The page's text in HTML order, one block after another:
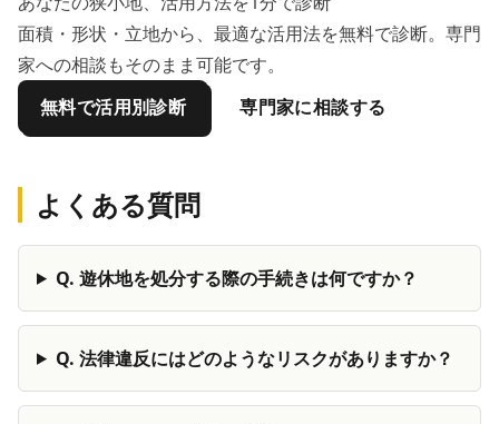
面積・形状・立地から、最適な活用法を無料で診断。専門
家への相談もそのまま可能です。
無料で活用別診断
専門家に相談する
よくある質問
Q. 遊休地を処分する際の手続きは何ですか？
Q. 法律違反にはどのようなリスクがありますか？